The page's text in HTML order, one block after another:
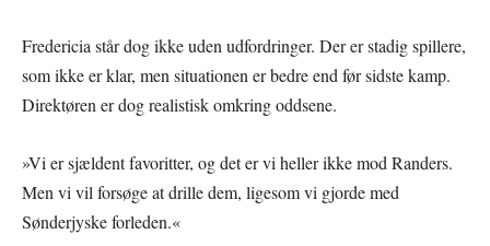
Fredericia står dog ikke uden udfordringer. Der er stadig spillere,
som ikke er klar, men situationen er bedre end før sidste kamp.
Direktøren er dog realistisk omkring oddsene.
»Vi er sjældent favoritter, og det er vi heller ikke mod Randers.
Men vi vil forsøge at drille dem, ligesom vi gjorde med
Sønderjyske forleden.«